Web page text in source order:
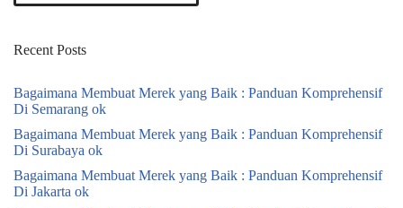
Recent Posts
Bagaimana Membuat Merek yang Baik : Panduan Komprehensif
Di Semarang ok
Bagaimana Membuat Merek yang Baik : Panduan Komprehensif
Di Surabaya ok
Bagaimana Membuat Merek yang Baik : Panduan Komprehensif
Di Jakarta ok